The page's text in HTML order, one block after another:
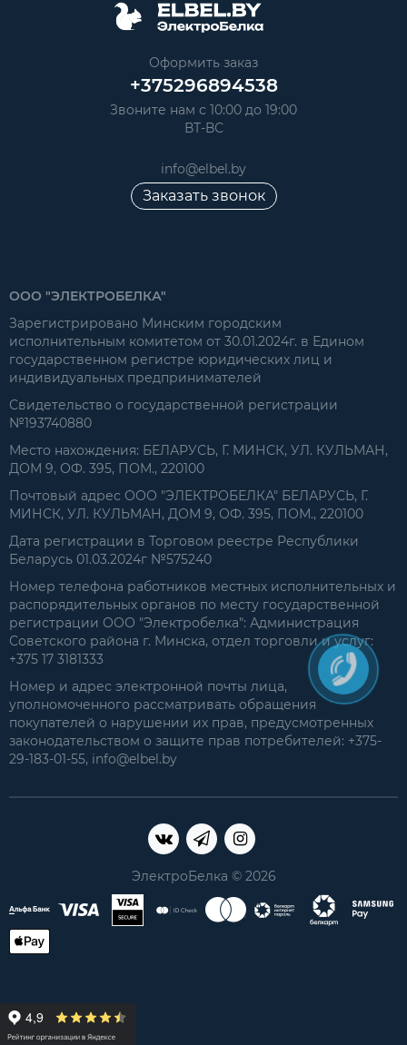
Оформить заказ
+375296894538
Звоните нам с 10:00 до 19:00
ВТ-ВС
info@elbel.by
Заказать звонок
ООО "ЭЛЕКТРОБЕЛКА"
Зарегистрировано Минским городским
исполнительным комитетом от 30.01.2024г. в Едином
государственном регистре юридических лиц и
индивидуальных предпринимателей
Свидетельство о государственной регистрации
№193740880
Место нахождения: БЕЛАРУСЬ, Г. МИНСК, УЛ. КУЛЬМАН,
ДОМ 9, ОФ. 395, ПОМ., 220100
Почтовый адрес ООО "ЭЛЕКТРОБЕЛКА" БЕЛАРУСЬ, Г.
МИНСК, УЛ. КУЛЬМАН, ДОМ 9, ОФ. 395, ПОМ., 220100
Дата регистрации в Торговом реестре Республики
Беларусь 01.03.2024г №575240
Номер телефона работников местных исполнительных и
распорядительных органов по месту государственной
регистрации ООО "Электробелка": Администрация
Советского района г. Минска, отдел торговли и услуг:
+375 17 3181333
Номер и адрес электронной почты лица,
уполномоченного рассматривать обращения
покупателей о нарушении их прав, предусмотренных
законодательством о защите прав потребителей: +375-
29-183-01-55, info@elbel.by
ЭлектроБелка © 2026